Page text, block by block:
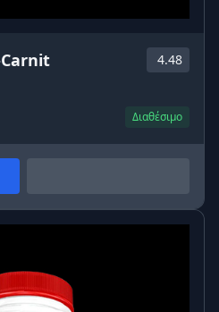
4.48
Διαθέσιμο